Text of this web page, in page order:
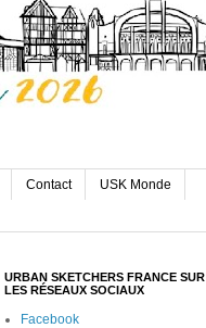
Contact USK Monde
URBAN SKETCHERS FRANCE SUR
LES RÉSEAUX SOCIAUX
Facebook